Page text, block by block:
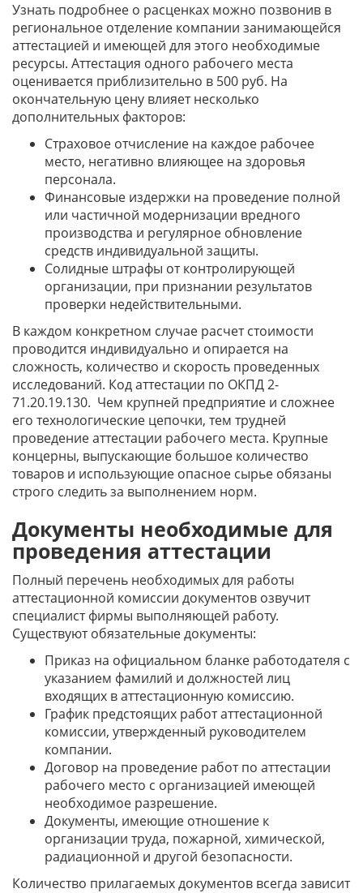
Узнать подробнее о расценках можно позвонив в
региональное отделение компании занимающейся
аттестацией и имеющей для этого необходимые
ресурсы. Аттестация одного рабочего места
оценивается приблизительно в 500 руб. На
окончательную цену влияет несколько
дополнительных факторов:
Страховое отчисление на каждое рабочее
место, негативно влияющее на здоровья
персонала.
Финансовые издержки на проведение полной
или частичной модернизации вредного
производства и регулярное обновление
средств индивидуальной защиты.
Солидные штрафы от контролирующей
организации, при признании результатов
проверки недействительными.
В каждом конкретном случае расчет стоимости
проводится индивидуально и опирается на
сложность, количество и скорость проведенных
исследований. Код аттестации по ОКПД 2-
71.20.19.130. Чем крупней предприятие и сложнее
его технологические цепочки, тем трудней
проведение аттестации рабочего места. Крупные
концерны, выпускающие большое количество
товаров и использующие опасное сырье обязаны
строго следить за выполнением норм.
Документы необходимые для
проведения аттестации
Полный перечень необходимых для работы
аттестационной комиссии документов озвучит
специалист фирмы выполняющей работу.
Существуют обязательные документы:
Приказ на официальном бланке работодателя с
указанием фамилий и должностей лиц
входящих в аттестационную комиссию.
График предстоящих работ аттестационной
комиссии, утвержденный руководителем
компании.
Договор на проведение работ по аттестации
рабочего место с организацией имеющей
необходимое разрешение.
Документы, имеющие отношение к
организации труда, пожарной, химической,
радиационной и другой безопасности.
Количество прилагаемых документов всегда зависит